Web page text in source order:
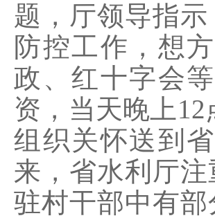
题，厅领导指
防控工作，想
政、红十字会
资，当天晚上
组织关怀送到
来，省水利厅
驻村干部中有